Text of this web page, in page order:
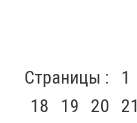
Страницы : 1
18
19 20 21